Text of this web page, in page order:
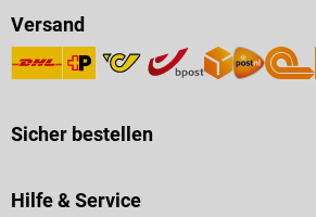
Versand
Sicher bestellen
Hilfe & Service